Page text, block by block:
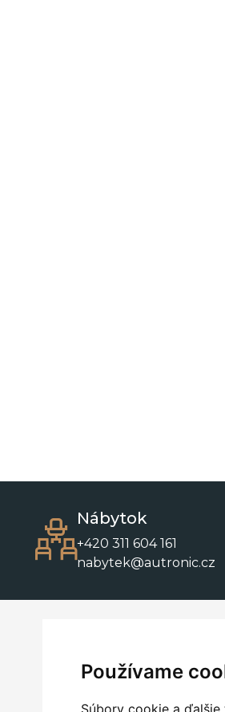
Používame
Súbory cookie a
Nábytok
+420 311 604 161
nabytek@autronic.cz